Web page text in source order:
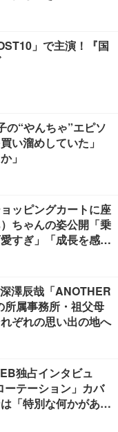
」で主演！『国
の“やんちゃ”エピソ
い溜めしていた」
」
ッピングカートに座
ちゃんの姿公開「乗
すぎ」「成長を感じ
澤辰哉「ANOTHER
属事務所・祖父母
ぞれの思い出の地へ
独占インタビュ
テーション」カバ
「特別な何かがあ